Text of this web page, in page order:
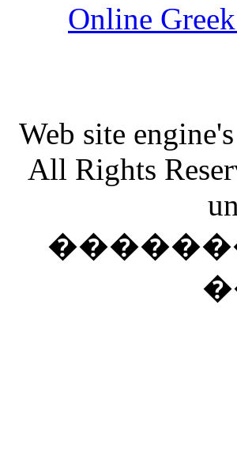
Online
Web site
All Rights